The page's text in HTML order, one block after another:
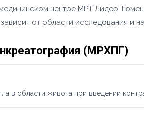
центре МРТ Лидер
от области исследования и
(МРХПГ)
в области живота при введении